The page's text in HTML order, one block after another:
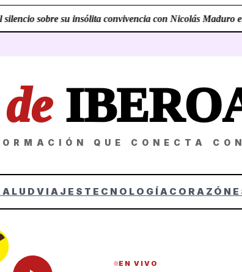
sobre su insólita convivencia con Nicolás Maduro en
de
QUE CONECTA
VIAJES TECNOLOGÍA CORAZÓN
EN VIVO